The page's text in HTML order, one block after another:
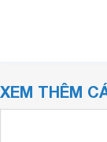
XEM THÊM